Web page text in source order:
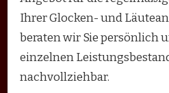
Ihrer Glocken- und
beraten wir Sie persönlich
einzelnen
nachvollziehbar.